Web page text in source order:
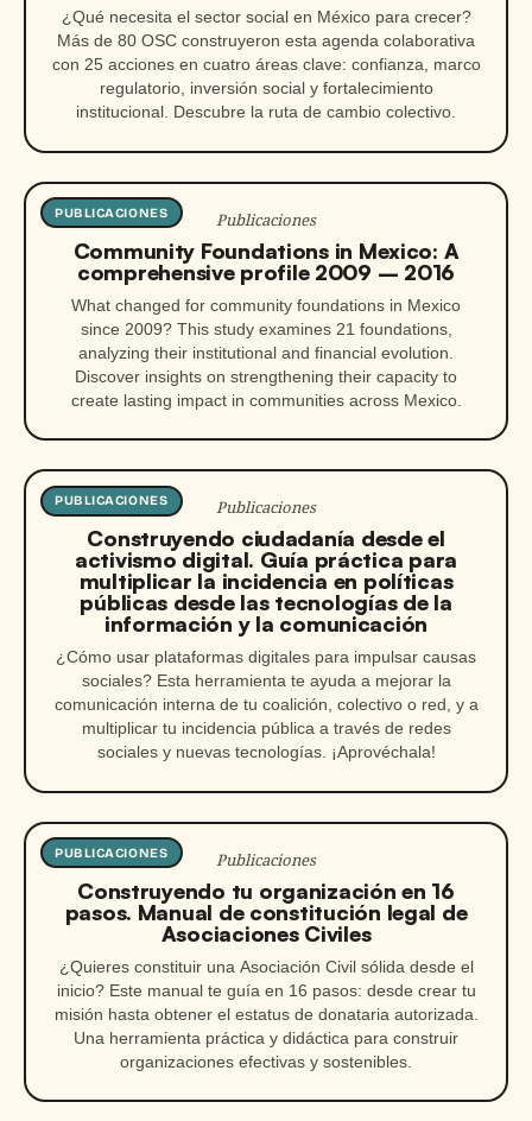
¿Qué necesita el sector social en México para crecer?
Más de 80 OSC construyeron esta agenda colaborativa
con 25 acciones en cuatro áreas clave: confianza, marco
regulatorio, inversión social y fortalecimiento
institucional. Descubre la ruta de cambio colectivo.
PUBLICACIONES Publicaciones
Community Foundations in Mexico: A
comprehensive profile 2009 – 2016
What changed for community foundations in Mexico
since 2009? This study examines 21 foundations,
analyzing their institutional and financial evolution.
Discover insights on strengthening their capacity to
create lasting impact in communities across Mexico.
PUBLICACIONES Publicaciones
Construyendo ciudadanía desde el
activismo digital. Guía práctica para
multiplicar la incidencia en políticas
públicas desde las tecnologías de la
información y la comunicación
¿Cómo usar plataformas digitales para impulsar causas
sociales? Esta herramienta te ayuda a mejorar la
comunicación interna de tu coalición, colectivo o red, y a
multiplicar tu incidencia pública a través de redes
sociales y nuevas tecnologías. ¡Aprovéchala!
PUBLICACIONES Publicaciones
Construyendo tu organización en 16
pasos. Manual de constitución legal de
Asociaciones Civiles
¿Quieres constituir una Asociación Civil sólida desde el
inicio? Este manual te guía en 16 pasos: desde crear tu
misión hasta obtener el estatus de donataria autorizada.
Una herramienta práctica y didáctica para construir
organizaciones efectivas y sostenibles.